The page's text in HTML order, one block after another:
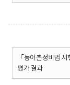
「농어촌정비법
평가 결과